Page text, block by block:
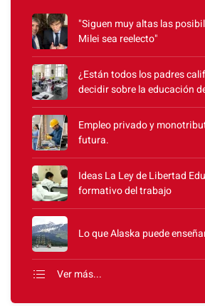
"Siguen muy altas las
Milei sea reelecto"
¿Están todos los padres
decidir sobre la educación
Empleo privado y
futura.
Ideas La Ley de Libertad
formativo del trabajo
Lo que Alaska puede
Ver más...